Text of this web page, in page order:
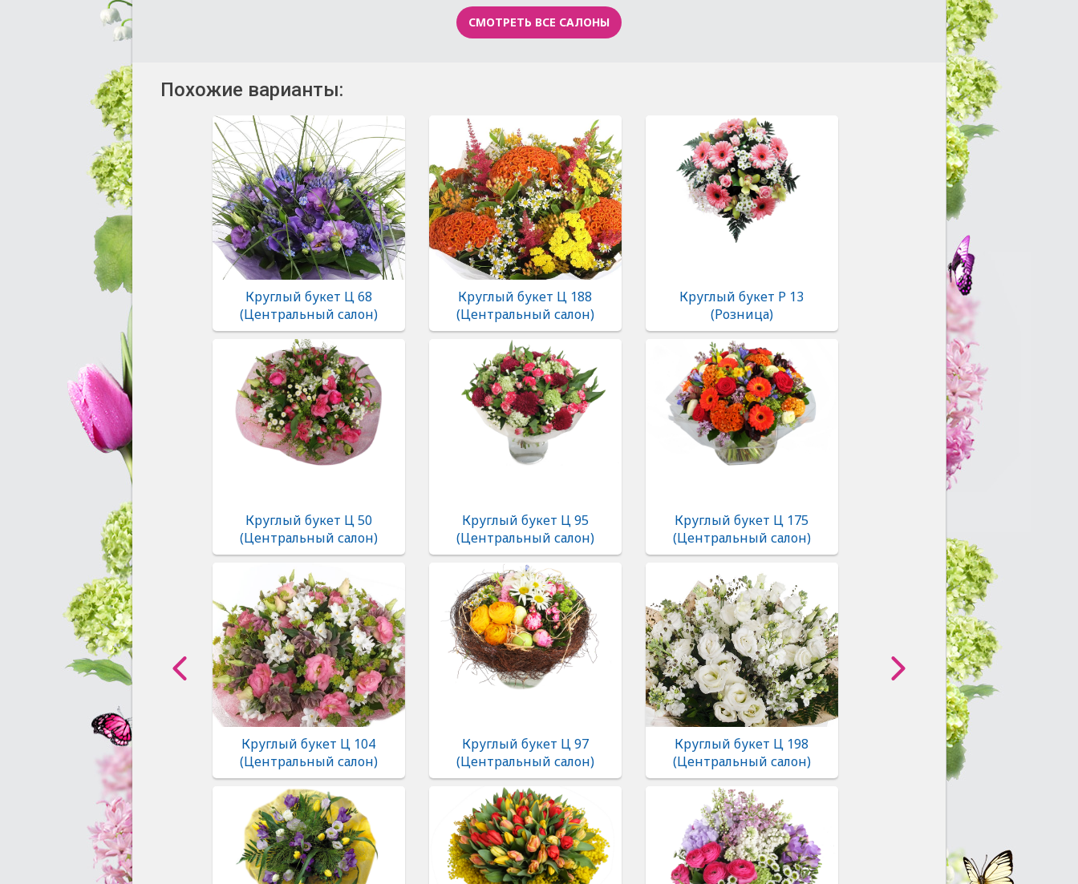
СМОТРЕТЬ ВСЕ САЛОНЫ
Похожие варианты:
Круглый букет Ц 68
(Центральный салон)
Круглый букет Ц 188
(Центральный салон)
Круглый букет Р 13
(Розница)
Круглый букет Ц 50
(Центральный салон)
Круглый букет Ц 95
(Центральный салон)
Круглый букет Ц 175
(Центральный салон)
Круглый букет Ц 104
(Центральный салон)
Круглый букет Ц 97
(Центральный салон)
Круглый букет Ц 198
(Центральный салон)